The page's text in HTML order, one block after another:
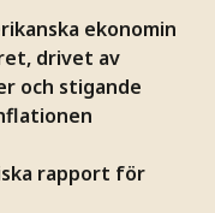
ekonomin
drivet av
och stigande
rapport för